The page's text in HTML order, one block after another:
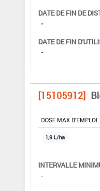
DATE DE FIN DE
-
DATE DE FIN
-
[15105912]
DOSE MAX D'EMPLOI
1,9 L/ha
INTERVALLE
-